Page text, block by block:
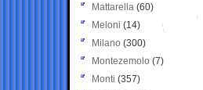
Mattarella (60)
Meloni (14)
Milano (300)
Montezemolo (7)
Monti (357)